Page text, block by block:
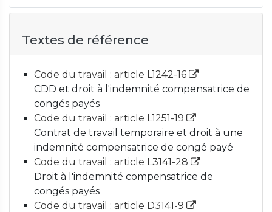
Textes de référence
Code du travail : article L1242-16
CDD et droit à l'indemnité compensatrice de
congés payés
Code du travail : article L1251-19
Contrat de travail temporaire et droit à une
indemnité compensatrice de congé payé
Code du travail : article L3141-28
Droit à l'indemnité compensatrice de
congés payés
Code du travail : article D3141-9